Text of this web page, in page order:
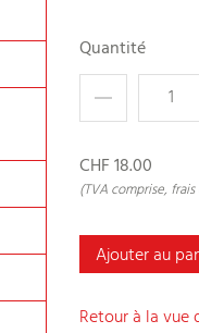
Quantité
CHF 18.00
(TVA comprise,
Ajouter au
Retour à la vue